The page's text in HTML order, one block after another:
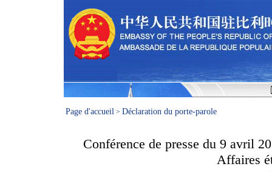
Page d'accueil > Déclaration du porte-parole
Conférence de presse du 9 avril
Affaires